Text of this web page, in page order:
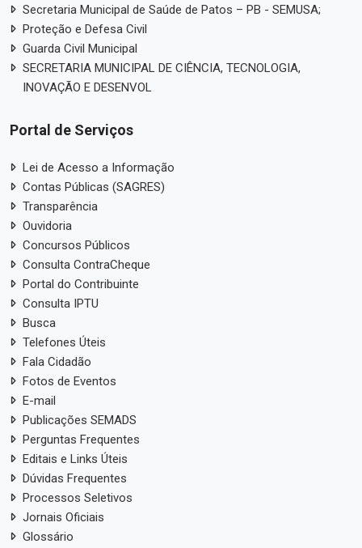
Secretaria Municipal de Saúde de Patos – PB - SEMUSA;
Proteção e Defesa Civil
Guarda Civil Municipal
SECRETARIA MUNICIPAL DE CIÊNCIA, TECNOLOGIA,
INOVAÇÃO E DESENVOL
Portal de Serviços
Lei de Acesso a Informação
Contas Públicas (SAGRES)
Transparência
Ouvidoria
Concursos Públicos
Consulta ContraCheque
Portal do Contribuinte
Consulta IPTU
Busca
Telefones Úteis
Fala Cidadão
Fotos de Eventos
E-mail
Publicações SEMADS
Perguntas Frequentes
Editais e Links Úteis
Dúvidas Frequentes
Processos Seletivos
Jornais Oficiais
Glossário